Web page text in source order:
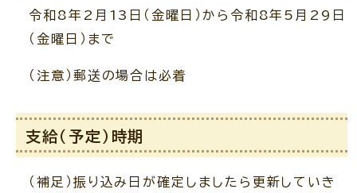
令和8年2月13日（金曜日）から令和8年5月29日
（金曜日）まで
（注意）郵送の場合は必着
支給（予定）時期
（補足）振り込み日が確定しましたら更新していき